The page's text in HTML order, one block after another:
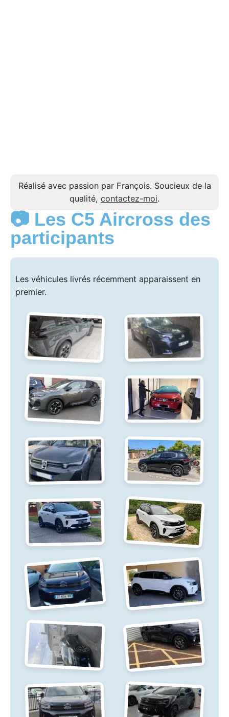
Réalisé avec passion par François. Soucieux de la
qualité, contactez-moi.
📷 Les C5 Aircross des
participants
Les véhicules livrés récemment apparaissent en
premier.